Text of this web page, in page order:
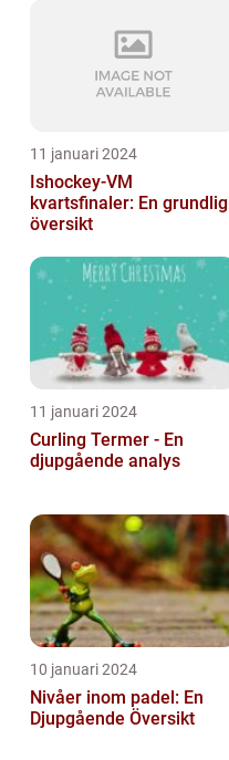
11 januari 2024
Ishockey-VM
kvartsfinaler: En grundlig
översikt
11 januari 2024
Curling Termer - En
djupgående analys
10 januari 2024
Nivåer inom padel: En
Djupgående Översikt